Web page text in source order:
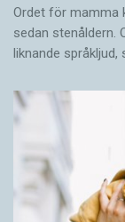
Ordet för mamma
sedan stenåldern.
liknande språkljud,